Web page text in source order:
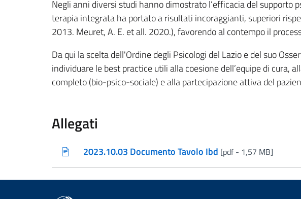
Negli anni diversi studi hanno dimostrato l’efficacia del supporto
terapia integrata ha portato a risultati incoraggianti, superiori
2013. Meuret, A. E. et all. 2020.), favorendo al contempo il
Da qui la scelta dell'Ordine degli Psicologi del Lazio e del suo
individuare le best practice utili alla coesione dell’equipe di
completo (bio-psico-sociale) e alla partecipazione attiva del
Allegati
2023.10.03 Documento Tavolo Ibd [pdf - 1,57 MB]
(nuova scheda - new tab)